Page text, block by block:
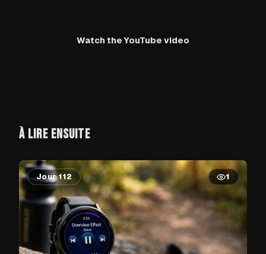
Watch the YouTube video
À LIRE ENSUITE
Jour 112 1